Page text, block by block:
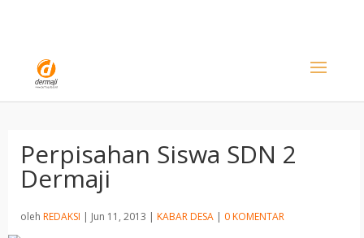
Perpisahan Siswa SDN 2
Dermaji
oleh REDAKSI | Jun 11, 2013 | KABAR DESA | 0 KOMENTAR